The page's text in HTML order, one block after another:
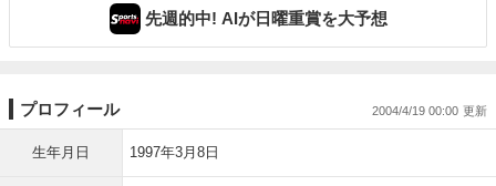
先週的中! AIが日曜重賞を大予想
プロフィール 2004/4/19 00:00
生年月日 1997年3月8日